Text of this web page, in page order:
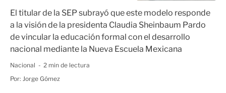
El titular de la SEP subrayó que este modelo responde
a la visión de la presidenta Claudia Sheinbaum Pardo
de vincular la educación formal con el desarrollo
nacional mediante la Nueva Escuela Mexicana
Nacional
2 min de lectura
Por: Jorge Gómez